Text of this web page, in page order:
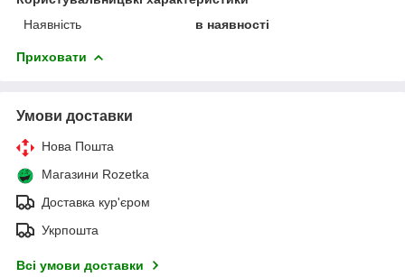
Наявність
в наявності
Приховати
Умови доставки
Нова Пошта
Магазини Rozetka
Доставка кур'єром
Укрпошта
Всі умови доставки